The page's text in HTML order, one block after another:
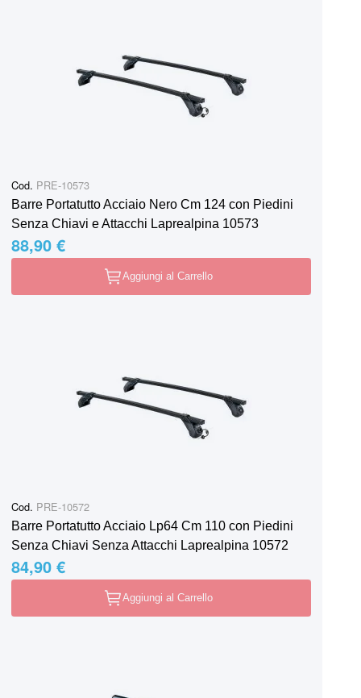
Cod. PRE-10573
Barre Portatutto Acciaio Nero Cm 124 con Piedini
Senza Chiavi e Attacchi Laprealpina 10573
88,90 €
Aggiungi al Carrello
Cod. PRE-10572
Barre Portatutto Acciaio Lp64 Cm 110 con Piedini
Senza Chiavi Senza Attacchi Laprealpina 10572
84,90 €
Aggiungi al Carrello